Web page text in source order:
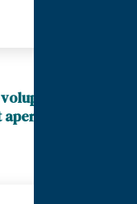
sit.
incidunt